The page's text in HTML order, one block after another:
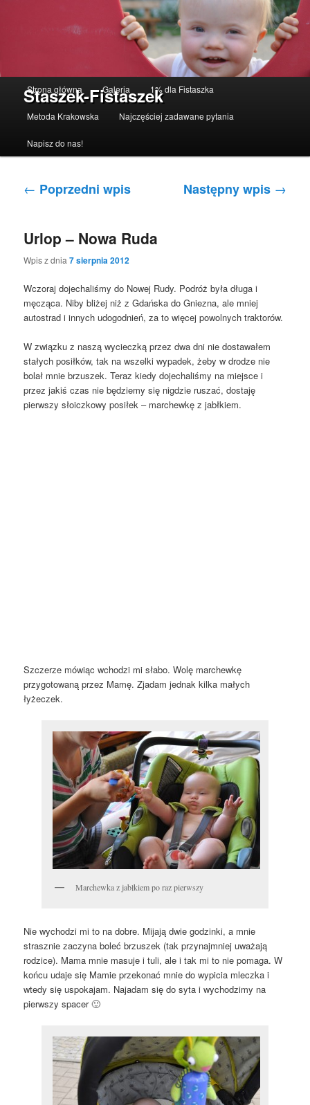
Staszek-Fistaszek
Przeskocz do tekstu
Przeskocz do widgetów
Strona główna Galeria 1% dla Fistaszka
Metoda Krakowska Najczęściej zadawane pytania
Napisz do nas!
Nawigacja po wpisach
← Poprzedni wpis Następny wpis →
Urlop – Nowa Ruda
Wpis z dnia7 sierpnia 2012
Wczoraj dojechaliśmy do Nowej Rudy. Podróż była długa i
męcząca. Niby bliżej niż z Gdańska do Gniezna, ale mniej
autostrad i innych udogodnień, za to więcej powolnych traktorów.
W związku z naszą wycieczką przez dwa dni nie dostawałem
stałych posiłków, tak na wszelki wypadek, żeby w drodze nie
bolał mnie brzuszek. Teraz kiedy dojechaliśmy na miejsce i
przez jakiś czas nie będziemy się nigdzie ruszać, dostaję
pierwszy słoiczkowy posiłek – marchewkę z jabłkiem.
Szczerze mówiąc wchodzi mi słabo. Wolę marchewkę
przygotowaną przez Mamę. Zjadam jednak kilka małych
łyżeczek.
Marchewka z jabłkiem po raz pierwszy
Nie wychodzi mi to na dobre. Mijają dwie godzinki, a mnie
strasznie zaczyna boleć brzuszek (tak przynajmniej uważają
rodzice). Mama mnie masuje i tuli, ale i tak mi to nie pomaga. W
końcu udaje się Mamie przekonać mnie do wypicia mleczka i
wtedy się uspokajam. Najadam się do syta i wychodzimy na
pierwszy spacer 🙂